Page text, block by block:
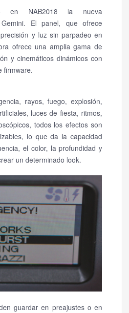
en NAB2018 la nueva
El panel, que ofrece
y luz sin parpadeo en
ofrece una amplia gama de
y cinemáticos dinámicos con
firmware.
rayos, fuego, explosión,
luces de fiesta, ritmos,
todos los efectos son
lo que da la capacidad
el color, la profundidad y
un determinado look.
guardar en preajustes o en